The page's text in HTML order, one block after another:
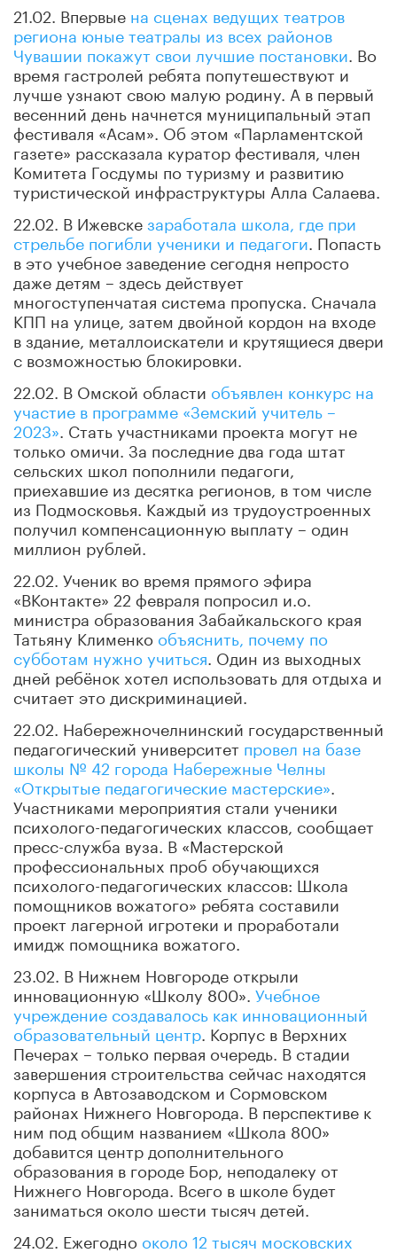
21.02. Впервые на сценах ведущих театров
региона юные театралы из всех районов
Чувашии покажут свои лучшие постановки . Во
время гастролей ребята попутешествуют и
лучше узнают свою малую родину. А в первый
весенний день начнется муниципальный этап
фестиваля «Асам». Об этом «Парламентской
газете» рассказала куратор фестиваля, член
Комитета Госдумы по туризму и развитию
туристической инфраструктуры Алла Салаева.
22.02. В Ижевскезаработала школа, где при
стрельбе погибли ученики и педагоги . Попасть
в это учебное заведение сегодня непросто
даже детям – здесь действует
многоступенчатая система пропуска. Сначала
КПП на улице, затем двойной кордон на входе
в здание, металлоискатели и крутящиеся двери
с возможностью блокировки.
22.02. В Омской области объявлен конкурс на
участие в программе «Земский учитель –
2023» . Стать участниками проекта могут не
только омичи. За последние два года штат
сельских школ пополнили педагоги,
приехавшие из десятка регионов, в том числе
из Подмосковья. Каждый из трудоустроенных
получил компенсационную выплату – один
миллион рублей.
22.02. Ученик во время прямого эфира
«ВКонтакте» 22 февраля попросил и.о.
министра образования Забайкальского края
Татьяну Клименко объяснить, почему по
субботам нужно учиться . Один из выходных
дней ребёнок хотел использовать для отдыха и
считает это дискриминацией.
22.02. Набережночелнинский государственный
педагогический университет провел на базе
школы № 42 города Набережные Челны
«Открытые педагогические мастерские»
Участниками мероприятия стали ученики
психолого-педагогических классов, сообщает
пресс-служба вуза. В «Мастерской
профессиональных проб обучающихся
психолого-педагогических классов: Школа
помощников вожатого» ребята составили
проект лагерной игротеки и проработали
имидж помощника вожатого.
23.02. В Нижнем Новгороде открыли
инновационную «Школу 800». Учебное
учреждение создавалось как инновационный
образовательный центр . Корпус в Верхних
Печерах – только первая очередь. В стадии
завершения строительства сейчас находятся
корпуса в Автозаводском и Сормовском
районах Нижнего Новгорода. В перспективе к
ним под общим названием «Школа 800»
добавится центр дополнительного
образования в городе Бор, неподалеку от
Нижнего Новгорода. Всего в школе будет
заниматься около шести тысяч детей.
24.02. Ежегодно около 12 тысяч московских